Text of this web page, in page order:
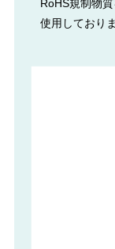
RoHS規制物質
使用しており